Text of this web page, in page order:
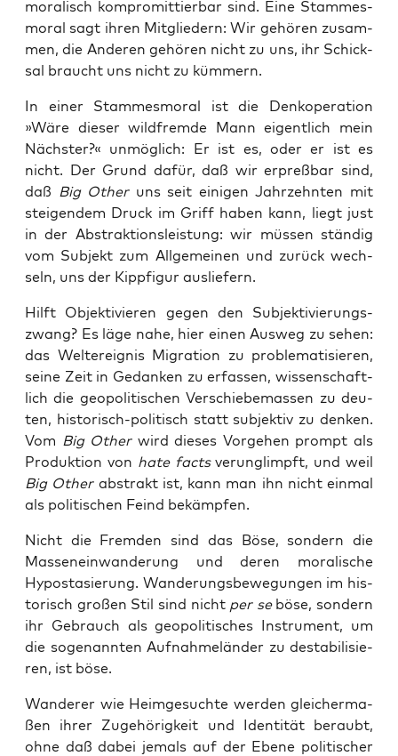
mora­lisch kom­pro­mit­tier­bar sind. Eine Stam­mes­
mo­ral sagt ihren Mit­glie­dern: Wir gehö­ren zusam­
men, die Ande­ren gehö­ren nicht zu uns, ihr Schick­
sal braucht uns nicht zu kümmern.
In einer Stam­mes­mo­ral ist die Denk­ope­ra­ti­on
»Wäre die­ser wild­frem­de Mann eigent­lich mein
Nächs­ter?« unmög­lich: Er ist es, oder er ist es
nicht. Der Grund dafür, daß wir erpreß­bar sind,
daß Big Otheruns seit eini­gen Jahr­zehn­ten mit
stei­gen­dem Druck im Griff haben kann, liegt just
in der Abs­trak­ti­ons­leis­tung: wir müs­sen stän­dig
vom Sub­jekt zum All­ge­mei­nen und zurück wech­
seln, uns der Kipp­fi­gur ausliefern.
Hilft Objek­ti­vie­ren gegen den Sub­jek­ti­vie­rungs­
zwang? Es läge nahe, hier einen Aus­weg zu sehen:
das Welt­ereig­nis Migra­ti­on zu pro­ble­ma­ti­sie­ren,
sei­ne Zeit in Gedan­ken zu erfas­sen, wis­sen­schaft­
lich die geo­po­li­ti­schen Ver­schie­be­mas­sen zu deu­
ten, his­to­risch-poli­tisch statt sub­jek­tiv zu den­ken.
Vom Big Otherwird die­ses Vor­ge­hen prompt als
Pro­duk­ti­on von hate factsver­un­glimpft, und weil
Big Otherabs­trakt ist, kann man ihn nicht ein­mal
als poli­ti­schen Feind bekämpfen.
Nicht die Frem­den sind das Böse, son­dern die
Mas­sen­ein­wan­de­rung und deren mora­li­sche
Hypo­sta­sie­rung. Wan­de­rungs­be­we­gun­gen im his­
to­risch gro­ßen Stil sind nicht per seböse, son­dern
ihr Gebrauch als geo­po­li­ti­sches Instru­ment, um
die soge­nann­ten Auf­nah­me­län­der zu desta­bi­li­sie­
ren, ist böse.
Wan­de­rer wie Heim­ge­such­te wer­den glei­cher­ma­
ßen ihrer Zuge­hö­rig­keit und Iden­ti­tät beraubt,
ohne daß dabei jemals auf der Ebe­ne poli­ti­scher